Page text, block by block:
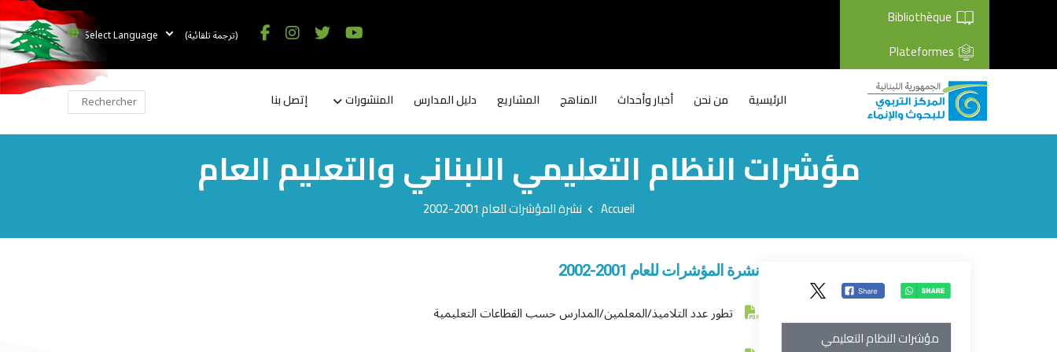
(ترجمة تلقائية)
الرئيسية من نحن أخبار وأحداث المناهج المشاريع دليل المدارس المنشورات إتصل بنا
مؤشرات النظام التعليمي اللبناني والتعليم العام
Accueil نشرة المؤشرات للعام 2001-2002
مؤشرات النظام التعليمي
نشرة المؤشرات للعام 2001-2002
تطور عدد التلاميذ/المعلمين/المدارس حسب القطاعات التعليمية